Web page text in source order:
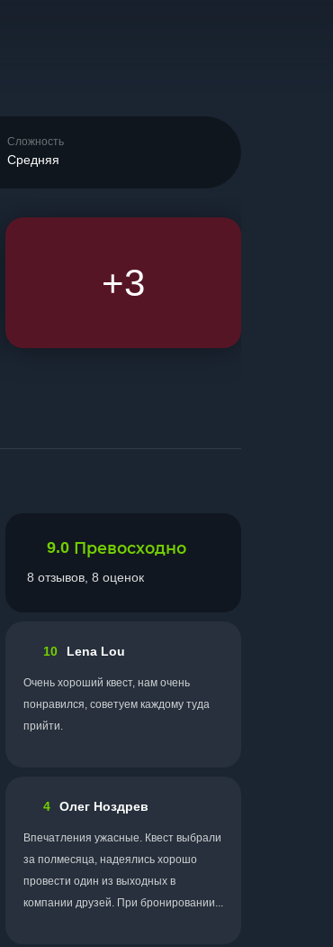
Сложность
Средняя
+3
9.0 Превосходно
8 отзывов, 8 оценок
10 Lena Lou
Очень хороший квест, нам очень
понравился, советуем каждому туда
прийти.
4 Олег Ноздрев
Впечатления ужасные. Квест выбрали
за полмесяца, надеялись хорошо
провести один из выходных в
компании друзей. При бронировании...